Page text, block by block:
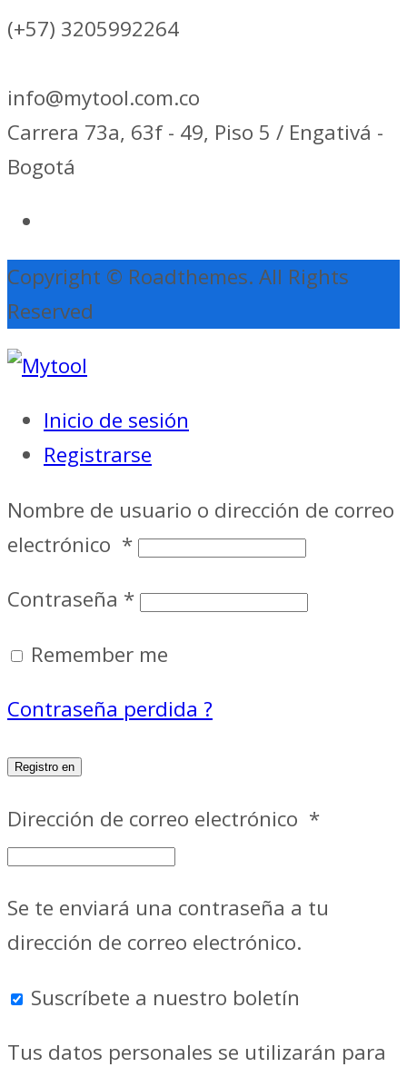
(+57) 3205992264
info@mytool.com.co
Carrera 73a, 63f - 49, Piso 5 / Engativá -
Bogotá
Copyright © Roadthemes. All Rights
Reserved
Inicio de sesión
Registrarse
Nombre de usuario o dirección de correo
electrónico *
Contraseña *
Remember me
Contraseña perdida ?
Registro en
Dirección de correo electrónico *
Se te enviará una contraseña a tu
dirección de correo electrónico.
Suscríbete a nuestro boletín
Tus datos personales se utilizarán para